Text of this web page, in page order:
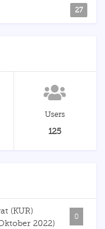
27
Users
125
(KUR)
2022)
0